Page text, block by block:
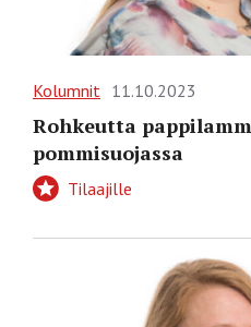
Kolumnit 11.10.2023
Rohkeutta
pommisuojassa
Tilaajille